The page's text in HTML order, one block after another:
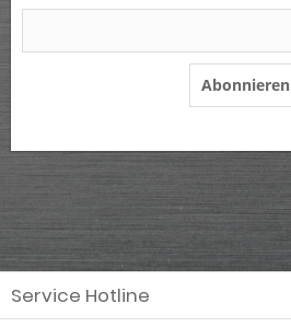
Abonnieren
Service Hotline